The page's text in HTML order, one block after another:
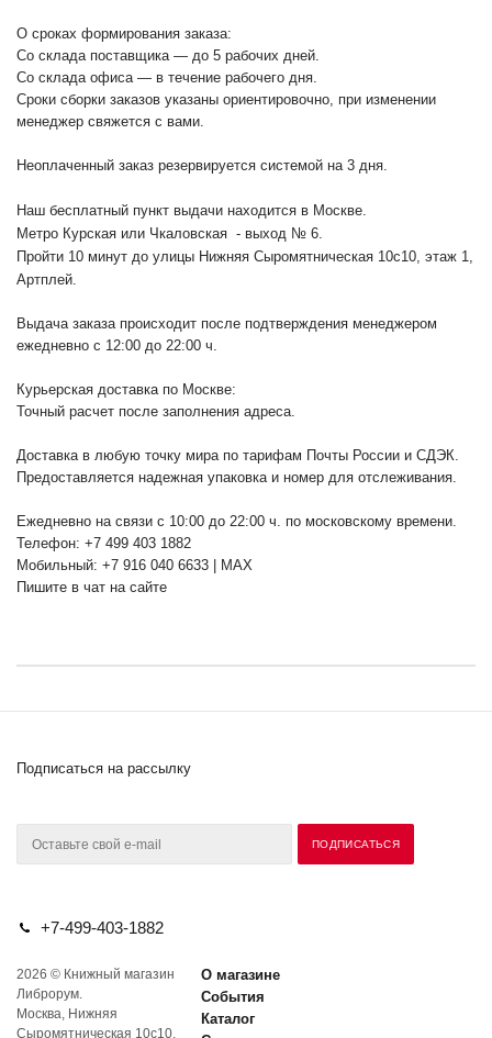
О сроках формирования заказа:
Со склада поставщика — до 5 рабочих дней.
Со склада офиса — в течение рабочего дня.
Сроки сборки заказов указаны ориентировочно, при изменении
менеджер свяжется с вами.
Неоплаченный заказ резервируется системой на 3 дня.
Наш бесплатный пункт выдачи находится в Москве.
Метро Курская или Чкаловская - выход № 6.
Пройти 10 минут до улицы Нижняя Сыромятническая 10с10, этаж 1,
Артплей.
Выдача заказа происходит после подтверждения менеджером
ежедневно с 12:00 до 22:00 ч.
Курьерская доставка по Москве:
Точный расчет после заполнения адреса.
Доставка в любую точку мира по тарифам Почты России и СДЭК.
Предоставляется надежная упаковка и номер для отслеживания.
Ежедневно на связи с 10:00 до 22:00 ч. по московскому времени.
Телефон: +7 499 403 1882
Мобильный: +7 916 040 6633 | MAX
Пишите в чат на сайте
Подписаться на рассылку
+7-499-403-1882
2026 © Книжный магазин
Либрорум.
Москва, Нижняя
Сыромятническая 10с10.
О магазине
События
Каталог